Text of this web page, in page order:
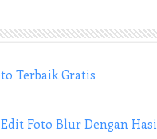
Terbaik Gratis
Foto Blur Dengan